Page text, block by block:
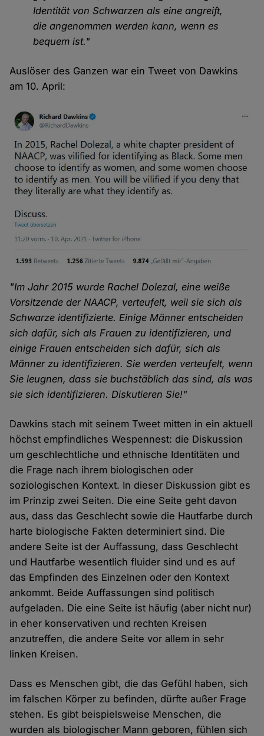
Identität von Schwarzen als eine angreift,
die angenommen werden kann, wenn es
bequem ist."
Auslöser des Ganzen war ein Tweet von Dawkins
am 10. April:
"Im Jahr 2015 wurde Rachel Dolezal, eine weiße
Vorsitzende der NAACP, verteufelt, weil sie sich als
Schwarze identifizierte. Einige Männer entscheiden
sich dafür, sich als Frauen zu identifizieren, und
einige Frauen entscheiden sich dafür, sich als
Männer zu identifizieren. Sie werden verteufelt, wenn
Sie leugnen, dass sie buchstäblich das sind, als was
sie sich identifizieren. Diskutieren Sie!"
Dawkins stach mit seinem Tweet mitten in ein aktuell
höchst empfindliches Wespennest: die Diskussion
um geschlechtliche und ethnische Identitäten und
die Frage nach ihrem biologischen oder
soziologischen Kontext. In dieser Diskussion gibt es
im Prinzip zwei Seiten. Die eine Seite geht davon
aus, dass das Geschlecht sowie die Hautfarbe durch
harte biologische Fakten determiniert sind. Die
andere Seite ist der Auffassung, dass Geschlecht
und Hautfarbe wesentlich fluider sind und es auf
das Empfinden des Einzelnen oder den Kontext
ankommt. Beide Auffassungen sind politisch
aufgeladen. Die eine Seite ist häufig (aber nicht nur)
in eher konservativen und rechten Kreisen
anzutreffen, die andere Seite vor allem in sehr
linken Kreisen.
Dass es Menschen gibt, die das Gefühl haben, sich
im falschen Körper zu befinden, dürfte außer Frage
stehen. Es gibt beispielsweise Menschen, die
wurden als biologischer Mann geboren, fühlen sich